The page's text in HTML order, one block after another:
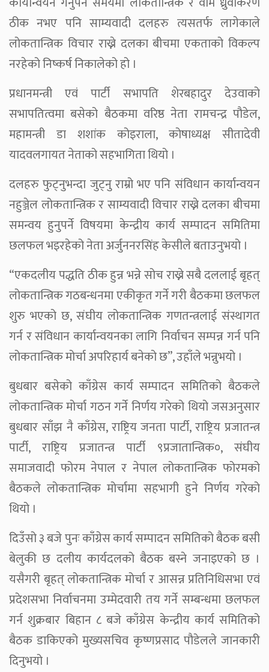
ठीक नभए पनि साम्यवादी दलहरु त्यसतर्फ लागेकाले
लोकतान्त्रिक विचार राख्ने दलका बीचमा एकताको विकल्प
नरहेको निष्कर्ष निकालेको हो ।
प्रधानमन्त्री एवं पार्टी सभापति शेरबहादुर देउवाको
सभापतित्वमा बसेको बैठकमा वरिष्ठ नेता रामचन्द्र पौडेल,
महामन्त्री डा शशांक कोइराला, कोषाध्यक्ष सीतादेवी
यादवलगायत नेताको सहभागिता थियो ।
दलहरु फुट्नुभन्दा जुट्नु राम्रो भए पनि संविधान कार्यान्वयन
नहुञ्जेल लोकतान्त्रिक र साम्यवादी विचार राख्ने दलका बीचमा
समन्वय हुनुपर्ने विषयमा केन्द्रीय कार्य सम्पादन समितिमा
छलफल भइरहेको नेता अर्जुननरसिंह केसीले बताउनुभयो ।
“एकदलीय पद्धति ठीक हुन्न भन्ने सोच राख्ने सबै दललाई बृहत्
लोकतान्त्रिक गठबन्धनमा एकीकृत गर्ने गरी बैठकमा छलफल
शुरु भएको छ, संघीय लोकतान्त्रिक गणतन्त्रलाई संस्थागत
गर्न र संविधान कार्यान्वयनका लागि निर्वाचन सम्पन्न गर्न पनि
लोकतान्त्रिक मोर्चा अपरिहार्य बनेको छ”, उहाँले भन्नुभयो ।
बुधबार बसेको काँग्रेस कार्य सम्पादन समितिको बैठकले
लोकतान्त्रिक मोर्चा गठन गर्ने निर्णय गरेको थियो जसअनुसार
बुधबार साँझ नै काँग्रेस, राष्ट्रिय जनता पार्टी, राष्ट्रिय प्रजातन्त्र
पार्टी, राष्ट्रिय प्रजातन्त्र पार्टी ९प्रजातान्त्रिक०, संघीय
समाजवादी फोरम नेपाल र नेपाल लोकतान्त्रिक फोरमको
बैठकले लोकतान्त्रिक मोर्चामा सहभागी हुने निर्णय गरेको
थियो ।
दिउँसो ३ बजे पुनः काँग्रेस कार्य सम्पादन समितिको बैठक बसी
बेलुकी छ दलीय कार्यदलको बैठक बस्ने जनाइएको छ ।
यसैगरी बृहत् लोकतान्त्रिक मोर्चा र आसन्न प्रतिनिधिसभा एवं
प्रदेशसभा निर्वाचनमा उम्मेदवारी तय गर्ने सम्बन्धमा छलफल
गर्न शुक्रबार बिहान ८ बजे काँग्रेस केन्द्रीय कार्य समितिको
बैठक डाकिएको मुख्यसचिव कृष्णप्रसाद पौडेलले जानकारी
दिनुभयो ।